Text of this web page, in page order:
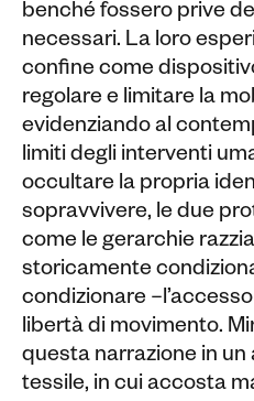
benché fossero prive
necessari. La loro
confine come
regolare e limitare la
evidenziando al
limiti degli interventi
occultare la propria
sopravvivere, le due
come le gerarchie
storicamente
condizionare
libertà di movimento.
questa narrazione in
tessile, in cui accosta